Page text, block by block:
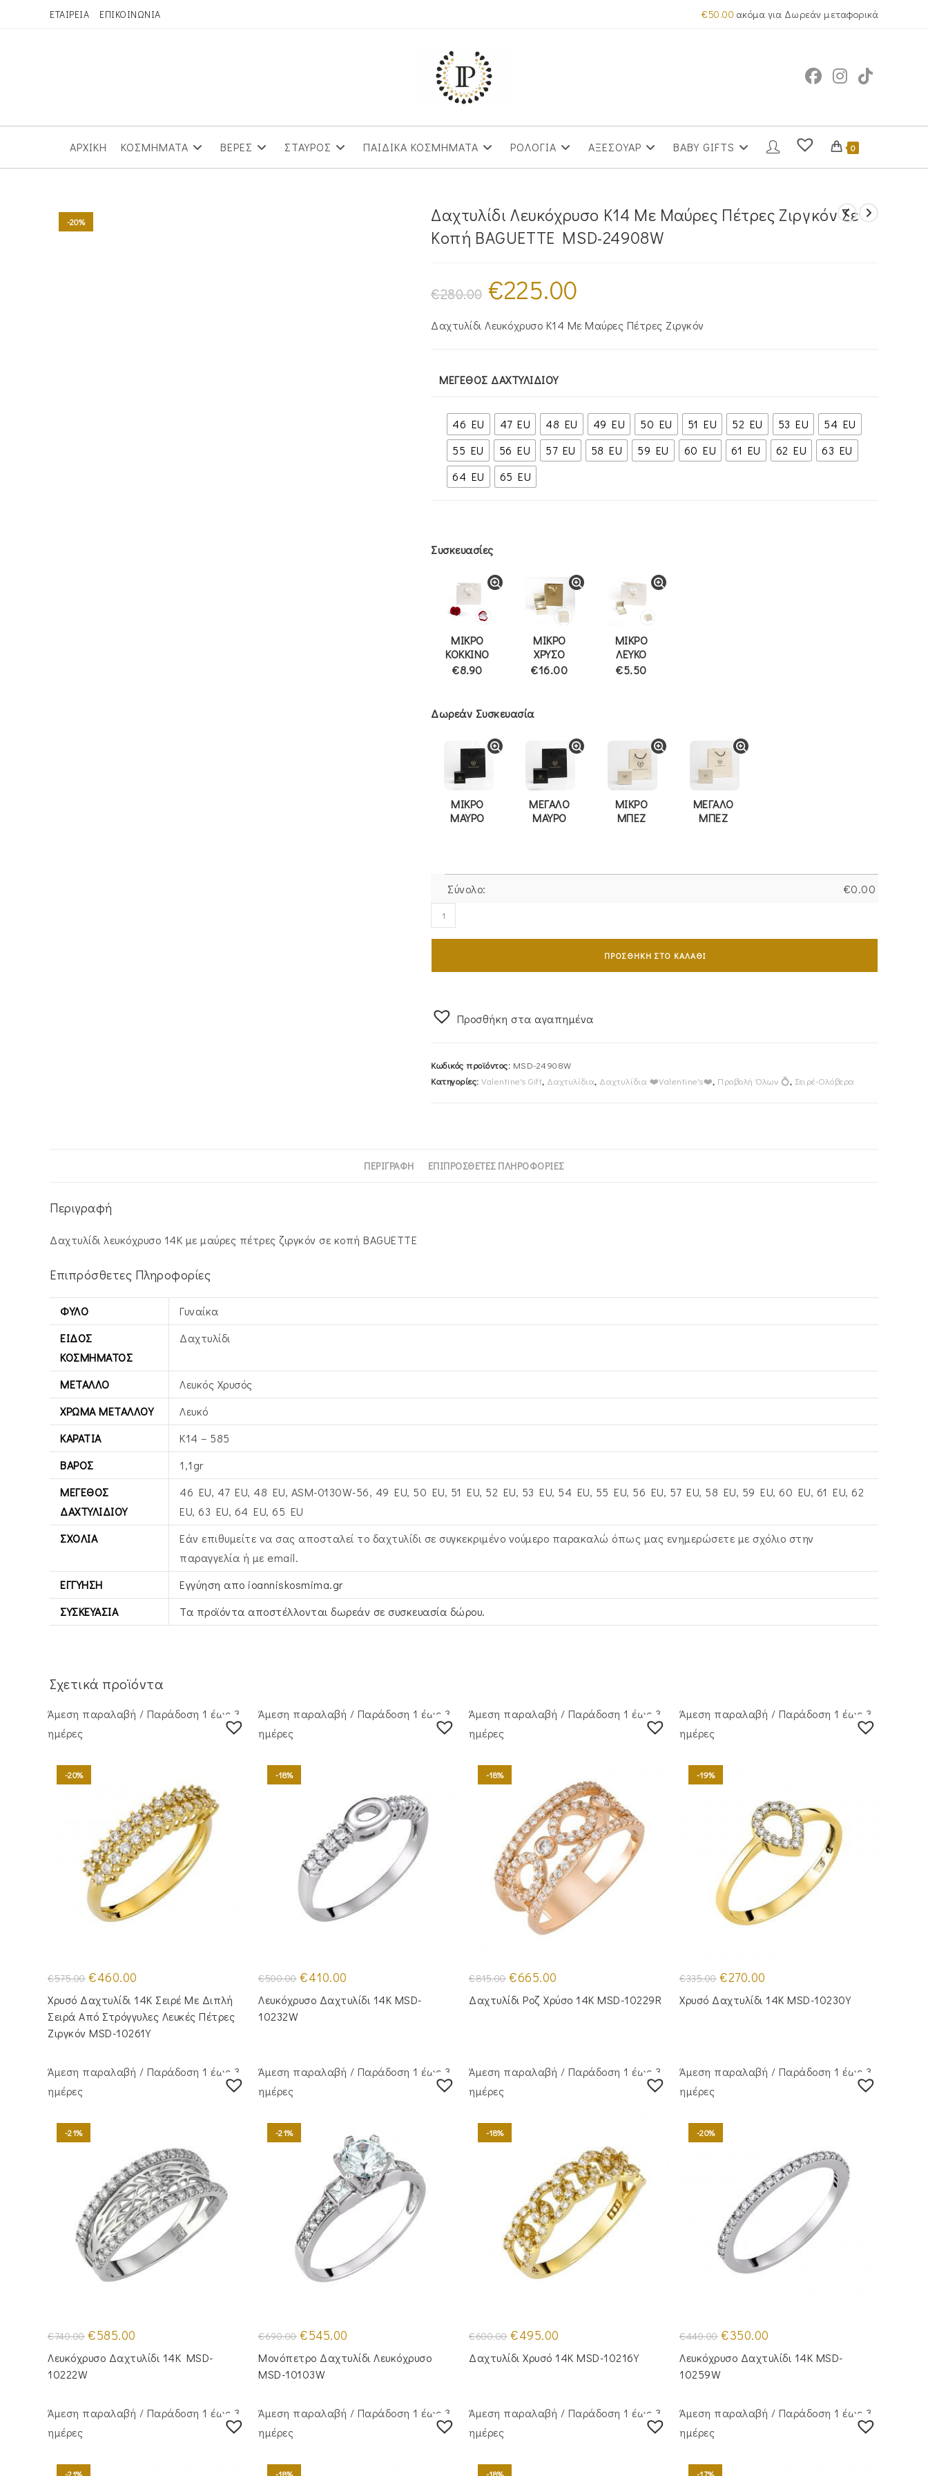
ΕΤΑΙΡΕΙΑ ΕΠΙΚΟΙΝΩΝΙΑ €50.00 ακόμα για Δωρεάν μεταφορικά
ΑΡΧΙΚΗ ΚΟΣΜΗΜΑΤΑ ΒΕΡΕΣ ΣΤΑΥΡΟΣ ΠΑΙΔΙΚΑ ΚΟΣΜΗΜΑΤΑ ΡΟΛΟΓΙΑ ΑΞΕΣΟΥΑΡ BABY GIFTS 0
-20%
Δαχτυλίδι Λευκόχρυσο K14 Με Μαύρες Πέτρες Ζιργκόν Σε
Κοπή BAGUETTE MSD-24908W
€280.00
Original
price
was:
€225.00
€225.00.
Δαχτυλίδι Λευκόχρυσο K14 Με Μαύρες Πέτρες Ζιργκόν
ΜΈΓΕΘΟΣ ΔΑΧΤΥΛΙΔΙΟΎ
46 EU 47 EU 48 EU 49 EU 50 EU 51 EU 52 EU 53 EU
54 EU
55 EU
56 EU 57 EU 58 EU 59 EU 60 EU 61 EU 62 EU
63 EU
64 EU
65 EU
Συσκευασίες
ΜΙΚΡΟ
ΚΟΚΚΙΝΟ
€8.90
ΜΙΚΡΟ
ΧΡΥΣΟ
€16.00
ΜΙΚΡΟ
ΛΕΥΚΟ
€5.50
Δωρεάν Συσκευασία
ΜΙΚΡΟ
ΜΑΥΡΟ
ΜΕΓΑΛΟ
ΜΑΥΡΟ
ΜΙΚΡΟ
ΜΠΕΖ
ΜΕΓΑΛΟ
ΜΠΕΖ
Σύνολο: €0.00
Δαχτυλίδι
Λευκόχρυσο
Ζιργκόν
BAGUETTE
MSD-
ΠΡΟΣΘΉΚΗ ΣΤΟ ΚΑΛΆΘΙ
Προσθήκη στα αγαπημένα
Κωδικός προϊόντος: MSD-24908W
Κατηγορίες: Valentine's Gift, Δαχτυλίδια, Δαχτυλίδια ❤️Valentine's❤️, Προβολή Όλων 💍, Σειρέ-Ολόβερα
ΠΕΡΙΓΡΑΦΉ ΕΠΙΠΡΌΣΘΕΤΕΣ ΠΛΗΡΟΦΟΡΊΕΣ
Περιγραφή
Δαχτυλίδι λευκόχρυσο 14Κ με μαύρες πέτρες ζιργκόν σε κοπή BAGUETTE
Επιπρόσθετες Πληροφορίες
ΦΎΛΟ
Γυναίκα
ΕΊΔΟΣ
ΚΟΣΜΉΜΑΤΟΣ
Δαχτυλίδι
ΜΈΤΑΛΛΟ
Λευκός Xρυσός
ΧΡΏΜΑ ΜΕΤΆΛΛΟΥ
Λευκό
ΚΑΡΆΤΙΑ
Κ14 – 585
ΒΆΡΟΣ
1,1gr
ΜΈΓΕΘΟΣ
ΔΑΧΤΥΛΙΔΙΟΎ
46 EU, 47 EU, 48 EU, ASM-0130W-56, 49 EU, 50 EU, 51 EU, 52 EU, 53 EU, 54 EU, 55 EU, 56 EU, 57 EU, 58 EU, 59 EU, 60 EU, 61 EU, 62
EU, 63 EU, 64 EU, 65 EU
ΣΧΌΛΙΑ
Εάν επιθυμείτε να σας αποσταλεί το δαχτυλίδι σε συγκεκριμένο νούμερο παρακαλώ όπως μας ενημερώσετε με σχόλιο στην
παραγγελία ή με email.
ΕΓΓΎΗΣΗ
Εγγύηση απο ioanniskosmima.gr
ΣΥΣΚΕΥΑΣΊΑ
Τα προϊόντα αποστέλλονται δωρεάν σε συσκευασία δώρου.
Σχετικά προϊόντα
Άμεση παραλαβή / Παράδoση 1 έως 3
ημέρες
-20%
€575.00 Original
price
€575.00.
€460.00
τιμή
είναι:
€460.00.
Χρυσό Δαχτυλίδι 14Κ Σειρέ Με Διπλή
Σειρά Από Στρόγγυλες Λευκές Πέτρες
Ζιργκόν MSD-10261Y
Άμεση παραλαβή / Παράδoση 1 έως 3
ημέρες
-18%
€500.00 Original
price
€500.00.
€410.00
τιμή
είναι:
Λευκόχρυσο Δαχτυλίδι 14Κ MSD-
10232W
Άμεση παραλαβή / Παράδoση 1 έως 3
ημέρες
-18%
€815.00 Original
price
was:
€815.00.
€665.00
τιμή
είναι:
Δαχτυλίδι Ροζ Χρύσο 14Κ MSD-10229R
Άμεση παραλαβή / Παράδoση 1 έως 3
ημέρες
-19%
€335.00 Original
price
€335.00.
€270.00
τιμή
είναι:
Χρυσό Δαχτυλίδι 14Κ MSD-10230Y
Άμεση παραλαβή / Παράδoση 1 έως 3
ημέρες
-21%
€740.00 Original
price
€740.00.
€585.00
τιμή
είναι:
Λευκόχρυσο Δαχτυλίδι 14K MSD-
10222W
Άμεση παραλαβή / Παράδoση 1 έως 3
ημέρες
-21%
€690.00 Original
price
€690.00.
€545.00
τιμή
είναι:
Μονόπετρο Δαχτυλίδι Λευκόχρυσο
MSD-10103W
Άμεση παραλαβή / Παράδoση 1 έως 3
ημέρες
-18%
€600.00 Original
price
was:
€600.00.
€495.00
τιμή
είναι:
Δαχτυλίδι Χρυσό 14Κ MSD-10216Y
Άμεση παραλαβή / Παράδoση 1 έως 3
ημέρες
-20%
€440.00 Original
price
€440.00.
€350.00
τιμή
είναι:
Λευκόχρυσο Δαχτυλίδι 14Κ MSD-
10259W
Άμεση παραλαβή / Παράδoση 1 έως 3
ημέρες
Άμεση παραλαβή / Παράδoση 1 έως 3
ημέρες
Άμεση παραλαβή / Παράδoση 1 έως 3
ημέρες
Άμεση παραλαβή / Παράδoση 1 έως 3
ημέρες